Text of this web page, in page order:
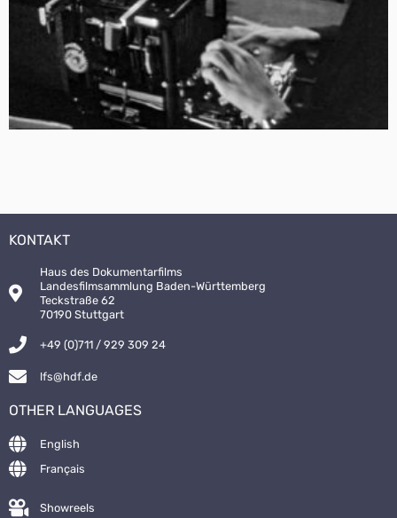
KONTAKT
Haus des Dokumentarfilms
Landesfilmsammlung Baden-Württemberg
Teckstraße 62
70190 Stuttgart
+49 (0)711 / 929 309 24
lfs@hdf.de
OTHER LANGUAGES
English
Français
Showreels